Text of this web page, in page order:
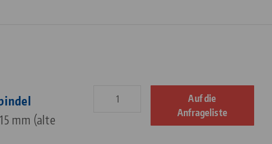
mm (alte
Auf die
Anfrageliste